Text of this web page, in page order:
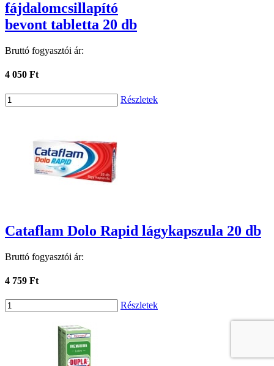
fájdalomcsillapító
bevont tabletta 20 db
Bruttó fogyasztói ár:
4 050 Ft
Részletek
Cataflam Dolo Rapid lágykapszula 20 db
Bruttó fogyasztói ár:
4 759 Ft
Részletek